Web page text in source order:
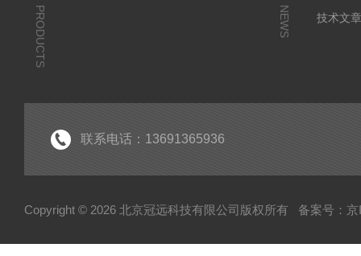
PRODUCTS NEWS 技术文
联系电话：13691365936
Copyright © 2026 北京冠远科技有限公司版权所有 备案号：